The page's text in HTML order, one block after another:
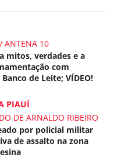
ANTENA 10
mitos, verdades e a
com
de Leite; VÍDEO!
PIAUÍ
DE ARNALDO RIBEIRO
por policial militar
de assalto na zona